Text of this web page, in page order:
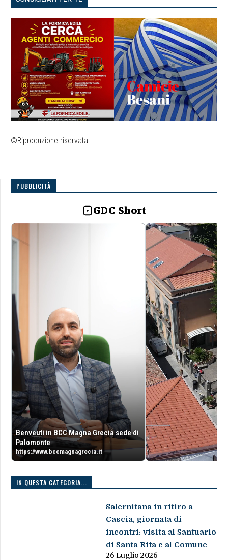
©Riproduzione riservata
PUBBLICITÀ
GDC Short
Benveuti in BCC Magna Grecia sede di
Palomonte
https://www.bccmagnagrecia.it
IN QUESTA CATEGORIA...
Salernitana in ritiro a
Cascia, giornata di
incontri: visita al Santuario
di Santa Rita e al Comune
26 Luglio 2026